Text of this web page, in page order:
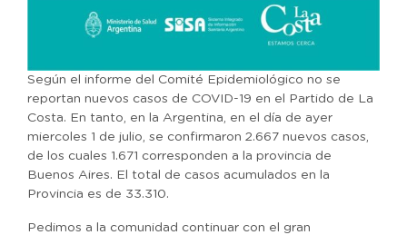
Según el informe del Comité Epidemiológico no se
reportan nuevos casos de COVID-19 en el Partido de La
Costa. En tanto, en la Argentina, en el día de ayer
miercoles 1 de julio, se confirmaron 2.667 nuevos casos,
de los cuales 1.671 corresponden a la provincia de
Buenos Aires. El total de casos acumulados en la
Provincia es de 33.310.
Pedimos a la comunidad continuar con el gran